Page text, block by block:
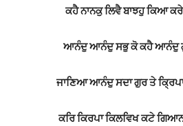
ਕਹੈ ਨਾਨਕੁ ਲਿਵੈ ਬਾਝਹੁ ਕਿਆ
ਆਨੰਦੁ ਆਨੰਦੁ ਸਭੁ ਕੋ ਕਹੈ ਆਨੰਦੁ
ਜਾਣਿਆ ਆਨੰਦੁ ਸਦਾ ਗੁਰ ਤੇ
ਕਰਿ ਕਿਰਪਾ ਕਿਲਵਿਖ ਕਟੇ